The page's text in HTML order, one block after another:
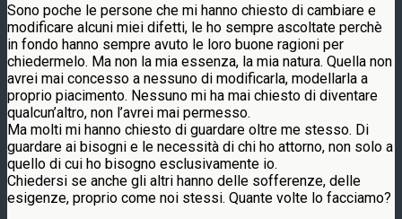
Sono poche le persone che mi hanno chiesto di cambiare e
modificare alcuni miei difetti, le ho sempre ascoltate perchè
in fondo hanno sempre avuto le loro buone ragioni per
chiedermelo. Ma non la mia essenza, la mia natura. Quella non
avrei mai concesso a nessuno di modificarla, modellarla a
proprio piacimento. Nessuno mi ha mai chiesto di diventare
qualcun’altro, non l’avrei mai permesso.
Ma molti mi hanno chiesto di guardare oltre me stesso. Di
guardare ai bisogni e le necessità di chi ho attorno, non solo a
quello di cui ho bisogno esclusivamente io.
Chiedersi se anche gli altri hanno delle sofferenze, delle
esigenze, proprio come noi stessi. Quante volte lo facciamo?